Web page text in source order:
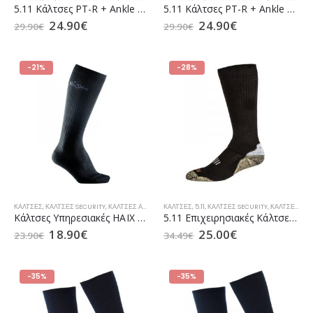
5.11 Κάλτσες PT-R + Ankle 3 Pack Black (10048)
29.90€ 24.90€
5.11 Κάλτσες PT-R + Ankle 3 Pack Heather Grey (10048)
29.90€ 24.90€
-21%
ΚΆΛΤΣΕΣ,ΚΆΛΤΣΕΣ SECURITY,ΚΆΛΤΣΕΣ ΑΕΡΟΠΟΡΊΑΣ ,ΚΆΛΤΣΕΣ ΑΣΤΥΝΟΜΊΑΣ,ΚΆΛΤΣΕΣ
Κάλτσες Υπηρεσιακές HAIX 901070 Ψηλές
23.90€ 18.90€
-28%
ΚΆΛΤΣΕΣ, 5.11,ΚΆΛΤΣΕΣ SECURITY,ΚΆΛΤΣΕΣ ΑΣΤΥΝΟΜΊΑΣ
5.11 Επιχειρησιακές Κάλτσες Merino Crew Sock Βlack (10023)
34.49€ 25.00€
-35% -35%